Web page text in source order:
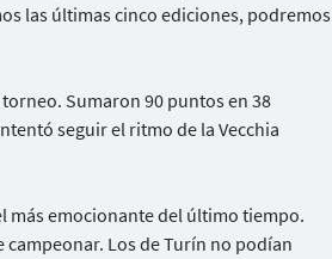
las últimas cinco ediciones, podremos
Sumaron 90 puntos en 38
seguir el ritmo de la Vecchia
más emocionante del último tiempo.
Los de Turín no podían